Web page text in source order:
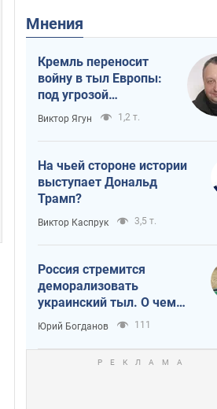
Мнения
Кремль переносит
войну в тыл Европы:
под угрозой
критическая
логистика
Виктор Ягун 1,2 т.
На чьей стороне истории
выступает Дональд
Трамп?
Виктор Каспрук 3,5 т.
Россия стремится
деморализовать
украинский тыл. О чем
стоит себе напомнить
Юрий Богданов 111